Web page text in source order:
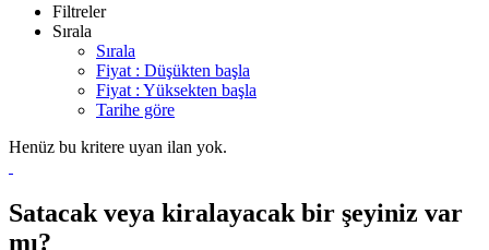
Filtreler
Sırala
Sırala
Fiyat : Düşükten başla
Fiyat : Yüksekten başla
Tarihe göre
Henüz bu kritere uyan ilan yok.
Satacak veya kiralayacak bir şeyiniz var
mı?